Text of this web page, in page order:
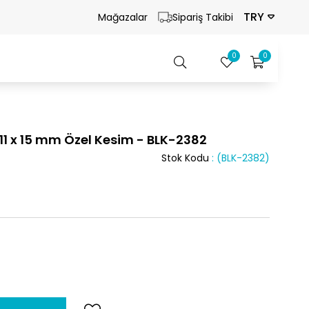
Mağazalar Sipariş Takibi TRY
0
0
x 15 mm Özel Kesim - BLK-2382
(BLK-2382)
Stok Kodu